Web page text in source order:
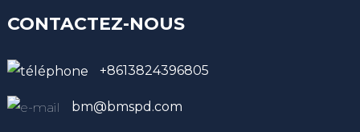
CONTACTEZ-NOUS
+8613824396805
bm@bmspd.com